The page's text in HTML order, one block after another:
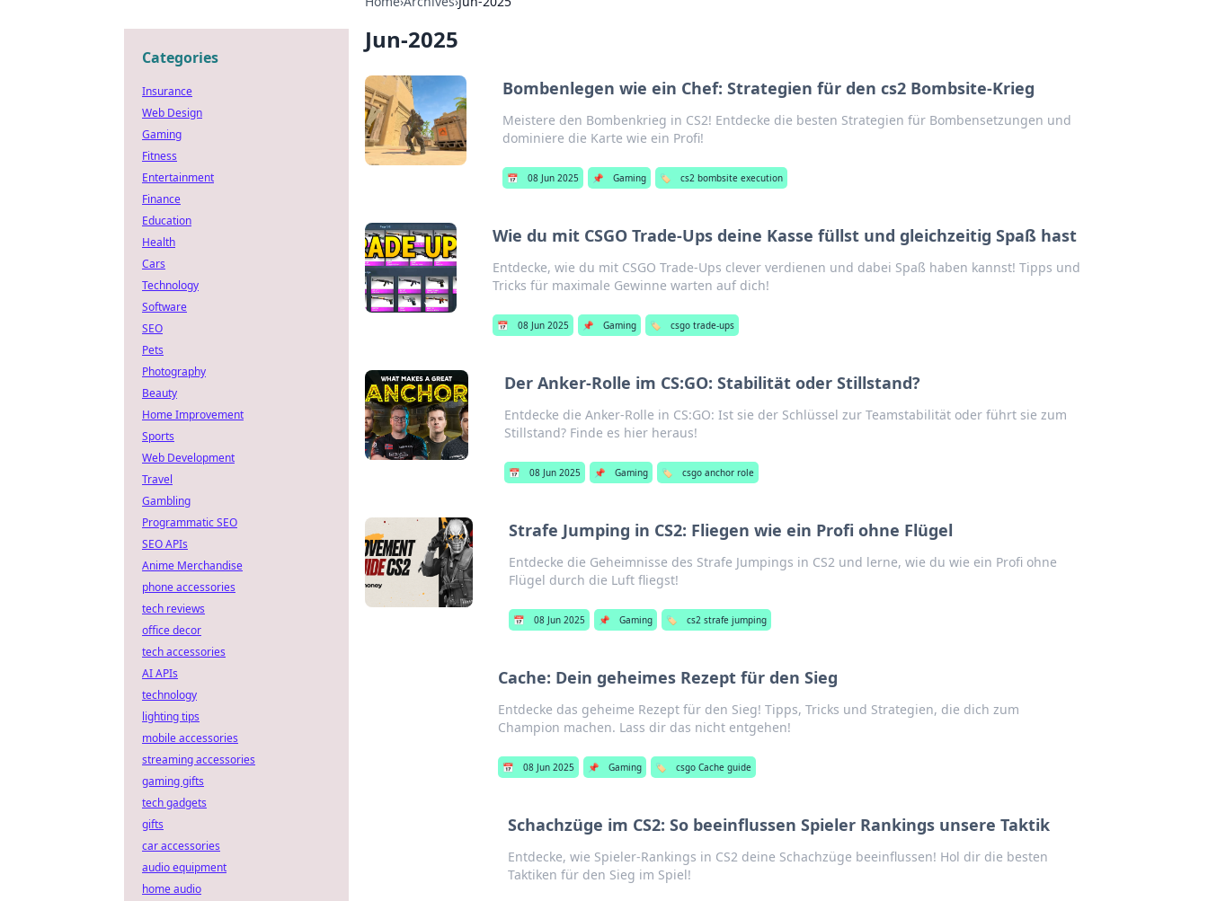
Jun-2025
Bombenlegen wie ein Chef: Strategien für den cs2 Bombsite-Krieg
Meistere den Bombenkrieg in CS2! Entdecke die besten Strategien für Bombensetzungen und
dominiere die Karte wie ein Profi!
📅 08 Jun 2025 📌 Gaming 🏷️ cs2 bombsite execution
Wie du mit CSGO Trade-Ups deine Kasse füllst und gleichzeitig Spaß hast
Entdecke, wie du mit CSGO Trade-Ups clever verdienen und dabei Spaß haben kannst! Tipps und
Tricks für maximale Gewinne warten auf dich!
📅 08 Jun 2025 📌 Gaming 🏷️ csgo trade-ups
Der Anker-Rolle im CS:GO: Stabilität oder Stillstand?
Entdecke die Anker-Rolle in CS:GO: Ist sie der Schlüssel zur Teamstabilität oder führt sie zum
Stillstand? Finde es hier heraus!
📅 08 Jun 2025 📌 Gaming 🏷️ csgo anchor role
Strafe Jumping in CS2: Fliegen wie ein Profi ohne Flügel
Entdecke die Geheimnisse des Strafe Jumpings in CS2 und lerne, wie du wie ein Profi ohne
Flügel durch die Luft fliegst!
📅 08 Jun 2025 📌 Gaming 🏷️ cs2 strafe jumping
Cache: Dein geheimes Rezept für den Sieg
Entdecke das geheime Rezept für den Sieg! Tipps, Tricks und Strategien, die dich zum
Champion machen. Lass dir das nicht entgehen!
📅 08 Jun 2025 📌 Gaming 🏷️ csgo Cache guide
Schachzüge im CS2: So beeinflussen Spieler Rankings unsere Taktik
Entdecke, wie Spieler-Rankings in CS2 deine Schachzüge beeinflussen! Hol dir die besten
Taktiken für den Sieg im Spiel!
Categories
Insurance
Web Design
Gaming
Fitness
Entertainment
Finance
Education
Health
Cars
Technology
Software
SEO
Pets
Photography
Beauty
Home Improvement
Sports
Web Development
Travel
Gambling
Programmatic SEO
SEO APIs
Anime Merchandise
phone accessories
tech reviews
office decor
tech accessories
AI APIs
technology
lighting tips
mobile accessories
streaming accessories
gaming gifts
tech gadgets
gifts
car accessories
audio equipment
home audio